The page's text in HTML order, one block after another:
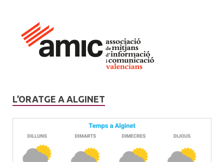
L’ORATGE A ALGINET